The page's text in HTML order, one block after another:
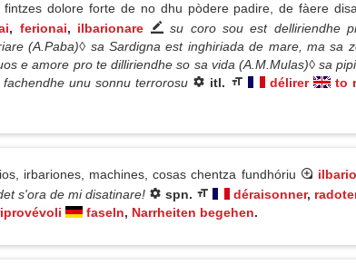
dolore forte de no dhu pòdere padire, de fàere
, ferionai, ilbarionare
su coro sou est delliriendhe
(A.Paba)◊ sa Sardigna est inghiriada de mare, ma sa
e amore pro te dilliriendhe so sa vida (A.M.Mulas)◊ sa
unu sonnu terrorosu
itl. délirer to
irbariones, machines, cosas chentza fundhóriu
s'ora de mi disatinare! spn. déraisonner,
faseln, Narrheiten begehen.